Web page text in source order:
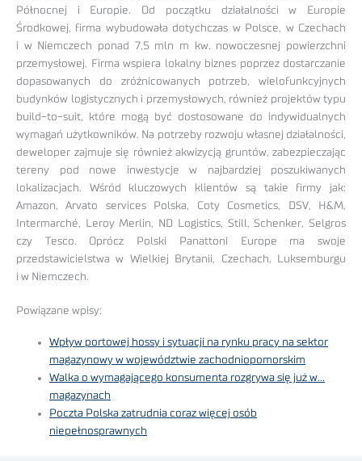
Północnej i Europie. Od początku działalności w Europie
Środkowej, firma wybudowała dotychczas w Polsce, w Czechach
i w Niemczech ponad 7,5 mln m kw. nowoczesnej powierzchni
przemysłowej. Firma wspiera lokalny biznes poprzez dostarczanie
dopasowanych do zróżnicowanych potrzeb, wielofunkcyjnych
budynków logistycznych i przemysłowych, również projektów typu
build-to-suit, które mogą być dostosowane do indywidualnych
wymagań użytkowników. Na potrzeby rozwoju własnej działalności,
deweloper zajmuje się również akwizycją gruntów, zabezpieczając
tereny pod nowe inwestycje w najbardziej poszukiwanych
lokalizacjach. Wśród kluczowych klientów są takie firmy jak:
Amazon, Arvato services Polska, Coty Cosmetics, DSV, H&M,
Intermarché, Leroy Merlin, ND Logistics, Still, Schenker, Selgros
czy Tesco. Oprócz Polski Panattoni Europe ma swoje
przedstawicielstwa w Wielkiej Brytanii, Czechach, Luksemburgu
i w Niemczech.
Powiązane wpisy:
Wpływ portowej hossy i sytuacji na rynku pracy na sektor
magazynowy w województwie zachodniopomorskim
Walka o wymagającego konsumenta rozgrywa się już w…
magazynach
Poczta Polska zatrudnia coraz więcej osób
niepełnosprawnych